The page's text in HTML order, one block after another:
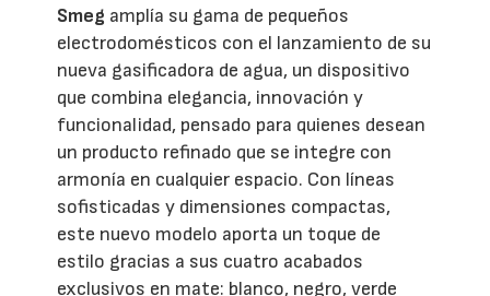
Smeg amplía su gama de pequeños
electrodomésticos con el lanzamiento de su
nueva gasificadora de agua, un dispositivo
que combina elegancia, innovación y
funcionalidad, pensado para quienes desean
un producto refinado que se integre con
armonía en cualquier espacio. Con líneas
sofisticadas y dimensiones compactas,
este nuevo modelo aporta un toque de
estilo gracias a sus cuatro acabados
exclusivos en mate: blanco, negro, verde